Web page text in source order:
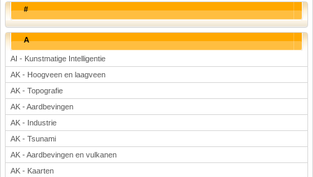
Kunst en Cultuur
Levensbeschouwing
Lichamelijke opvoeding
Muziek
Natuurkunde
Nederlands
Rekenen
Scheikunde
Sport
Techniek
Verkeer
#
A
AI - Kunstmatige Intelligentie
AK - Hoogveen en laagveen
AK - Topografie
AK - Aardbevingen
AK - Industrie
AK - Tsunami
AK - Aardbevingen en vulkanen
AK - Kaarten